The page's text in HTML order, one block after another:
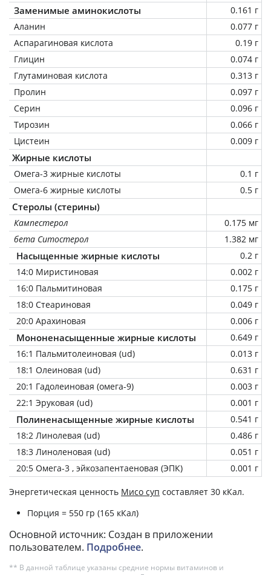
Заменимые аминокислоты
0.161 г
Аланин
0.077 г
Аспарагиновая кислота
0.19 г
Глицин
0.074 г
Глутаминовая кислота
0.313 г
Пролин
0.097 г
Серин
0.096 г
Тирозин
0.066 г
Цистеин
0.009 г
Жирные кислоты
Омега-3 жирные кислоты
0.1 г
Омега-6 жирные кислоты
0.5 г
Стеролы (стерины)
Кампестерол
0.175 мг
бета Ситостерол
1.382 мг
Насыщенные жирные кислоты
0.2 г
14:0 Миристиновая
0.002 г
16:0 Пальмитиновая
0.175 г
18:0 Стеариновая
0.049 г
20:0 Арахиновая
0.006 г
Мононенасыщенные жирные кислоты
0.649 г
16:1 Пальмитолеиновая (ud)
0.013 г
18:1 Олеиновая (ud)
0.631 г
20:1 Гадолеиновая (омега-9)
0.003 г
22:1 Эруковая (ud)
0.001 г
Полиненасыщенные жирные кислоты
0.541 г
18:2 Линолевая (ud)
0.486 г
18:3 Линоленовая (ud)
0.051 г
20:5 Омега-3 , эйкозапентаеновая (ЭПК)
0.001 г
Энергетическая ценность Мисо суп составляет 30 кКал.
Порция = 550 гр (165 кКал)
Основной источник: Создан в приложении
пользователем. Подробнее.
** В данной таблице указаны средние нормы витаминов и